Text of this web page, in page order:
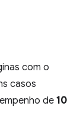
com o
casos
de10